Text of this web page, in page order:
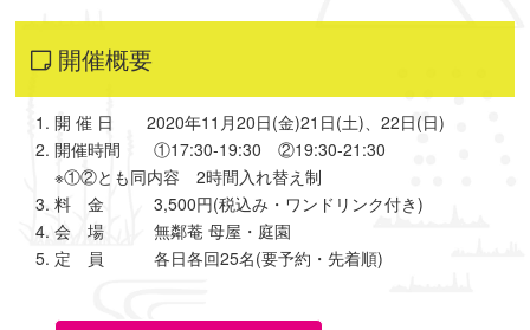
開催概要
開 催 日 2020年11月20日(金)21日(土)、22日(日)
開催時間 ①17:30-19:30 ②19:30-21:30
※①②とも同内容 2時間入れ替え制
料 金 3,500円(税込み・ワンドリンク付き)
会 場 無鄰菴 母屋・庭園
定 員 各日各回25名(要予約・先着順)